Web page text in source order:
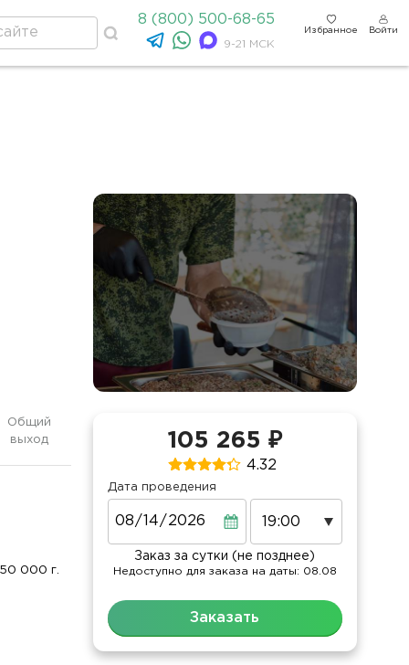
8 (800) 500-68-65
9-21 МСК
Избранное Войти
Общий
выход
50 000 г.
105 265 ₽
4.32
Дата проведения
Заказ за сутки (не позднее)
Недоступно для заказа на даты: 08.08
Заказать